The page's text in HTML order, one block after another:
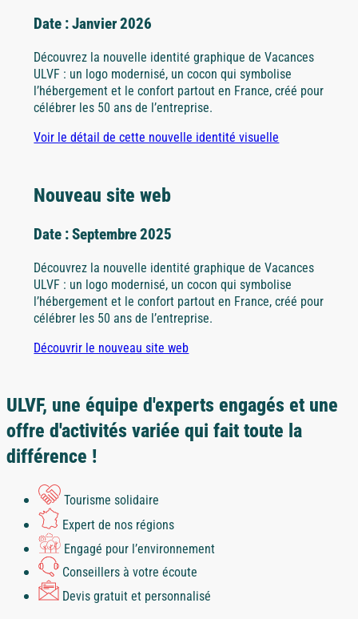
Camargue
Date : Janvier 2026
Découvrez la nouvelle identité graphique de Vacances
ULVF : un logo modernisé, un cocon qui symbolise
l’hébergement et le confort partout en France, créé pour
célébrer les 50 ans de l’entreprise.
Voir le détail de cette nouvelle identité visuelle
Nouveau site web
Date : Septembre 2025
Découvrez la nouvelle identité graphique de Vacances
ULVF : un logo modernisé, un cocon qui symbolise
l’hébergement et le confort partout en France, créé pour
célébrer les 50 ans de l’entreprise.
Découvrir le nouveau site web
ULVF, une équipe d'experts engagés et une
offre d'activités variée qui fait toute la
différence !
Tourisme solidaire
Expert de nos régions
Engagé pour l’environnement
Conseillers à votre écoute
Devis gratuit et personnalisé